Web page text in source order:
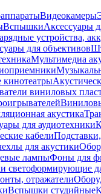
Видеокамеры
ВспышкиАксессуары
устройства,
для объективов
Мультимедиа
виниловых
акустика
для аудиотехники
кабели
для акустики
лампыФоны для
светоформирующие
отражатели
Вспышки студийные